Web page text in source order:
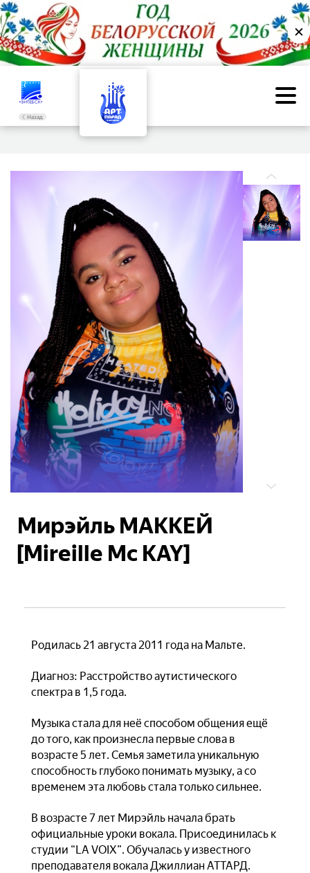
✕
Назад
Мирэйль МАККЕЙ
[Mireille Mc KAY]
Родилась 21 августа 2011 года на Мальте.
Диагноз: Расстройство аутистического
спектра в 1,5 года.
Музыка стала для неё способом общения ещё
до того, как произнесла первые слова в
возрасте 5 лет. Семья заметила уникальную
способность глубоко понимать музыку, а со
временем эта любовь стала только сильнее.
В возрасте 7 лет Мирэйль начала брать
официальные уроки вокала. Присоединилась к
студии “LA VOIX”. Обучалась у известного
преподавателя вокала Джиллиан АТТАРД.